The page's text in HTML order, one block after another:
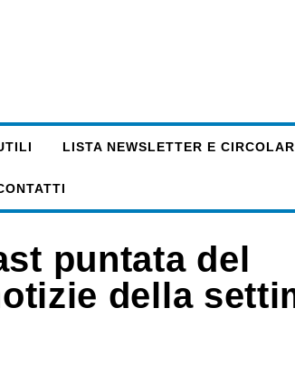
LISTA NEWSLETTER E
puntata del
della